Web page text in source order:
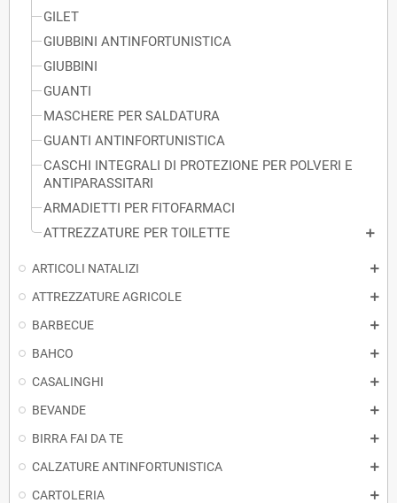
GILET
GIUBBINI ANTINFORTUNISTICA
GIUBBINI
GUANTI
MASCHERE PER SALDATURA
GUANTI ANTINFORTUNISTICA
CASCHI INTEGRALI DI PROTEZIONE PER POLVERI E
ANTIPARASSITARI
ARMADIETTI PER FITOFARMACI
ATTREZZATURE PER TOILETTE
ARTICOLI NATALIZI
ATTREZZATURE AGRICOLE
BARBECUE
BAHCO
CASALINGHI
BEVANDE
BIRRA FAI DA TE
CALZATURE ANTINFORTUNISTICA
CARTOLERIA